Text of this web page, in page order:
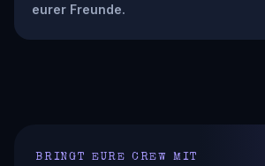
eurer Freunde.
BRINGT EURE CREW MIT